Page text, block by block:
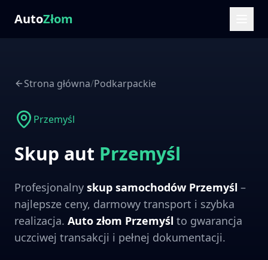
AutoZłom
Strona główna/Podkarpackie
Przemyśl
Skup aut Przemyśl
Profesjonalny skup samochodów Przemyśl –
najlepsze ceny, darmowy transport i szybka
realizacja. Auto złom Przemyśl to gwarancja
uczciwej transakcji i pełnej dokumentacji.